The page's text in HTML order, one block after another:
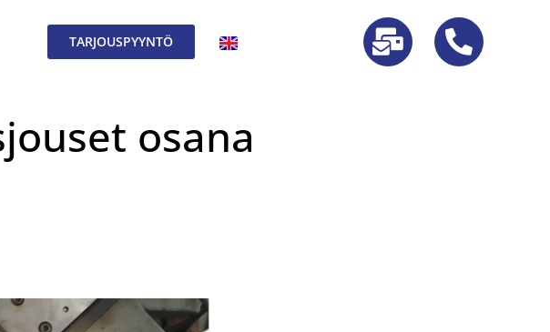
TARJOUSPYYNTÖ
osana